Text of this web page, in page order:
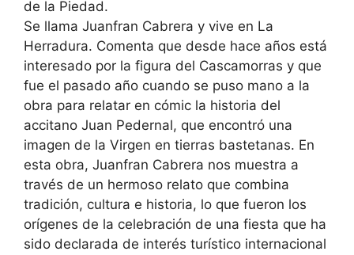
de la Piedad.
Se llama Juanfran Cabrera y vive en La
Herradura. Comenta que desde hace años está
interesado por la figura del Cascamorras y que
fue el pasado año cuando se puso mano a la
obra para relatar en cómic la historia del
accitano Juan Pedernal, que encontró una
imagen de la Virgen en tierras bastetanas. En
esta obra, Juanfran Cabrera nos muestra a
través de un hermoso relato que combina
tradición, cultura e historia, lo que fueron los
orígenes de la celebración de una fiesta que ha
sido declarada de interés turístico internacional